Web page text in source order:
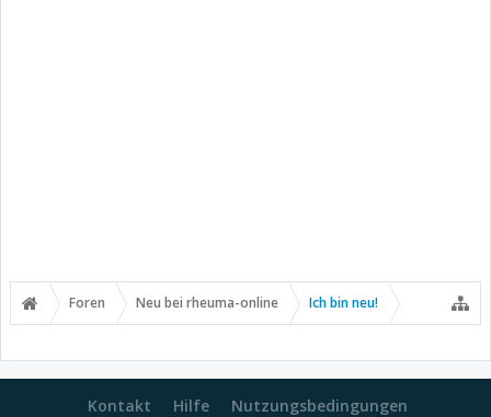
Foren Neu bei rheuma-online Ich bin neu!
Kontakt Hilfe Nutzungsbedingungen